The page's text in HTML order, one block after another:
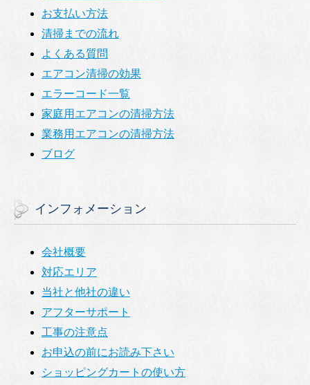
お支払い方法
清掃までの流れ
よくある質問
エアコン清掃の効果
エラーコード一覧
家庭用エアコンの清掃方法
業務用エアコンの清掃方法
ブログ
インフォメーション
会社概要
対応エリア
当社と他社の違い
アフターサポート
工事の注意点
お申込の前にお読み下さい
ショッピングカートの使い方